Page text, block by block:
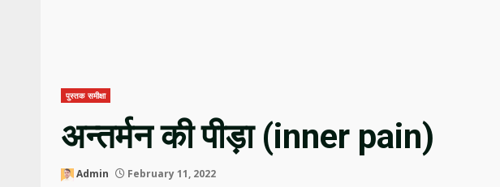
पुस्तक समीक्षा
अन्तर्मन की पीड़ा (inner pain)
Admin February 11, 2022